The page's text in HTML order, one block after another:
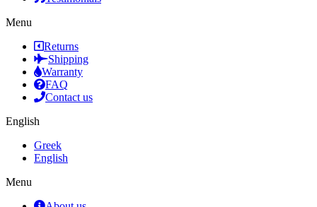
Menu
Returns
Shipping
Warranty
FAQ
Contact us
English
Greek
English
Menu